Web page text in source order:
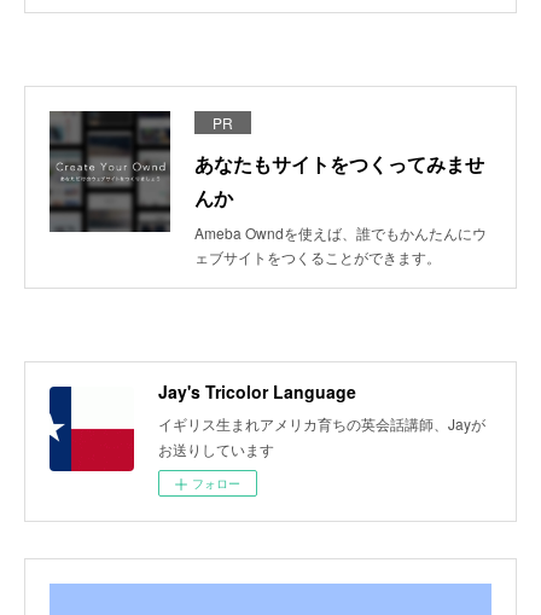
PR
あなたもサイトをつくってみませ
んか
Ameba Owndを使えば、誰でもかんたんにウ
ェブサイトをつくることができます。
Jay's Tricolor Language
イギリス生まれアメリカ育ちの英会話講師、Jayが
お送りしています
フォロー